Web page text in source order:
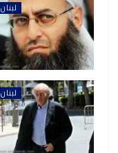
لبنان
لبنان